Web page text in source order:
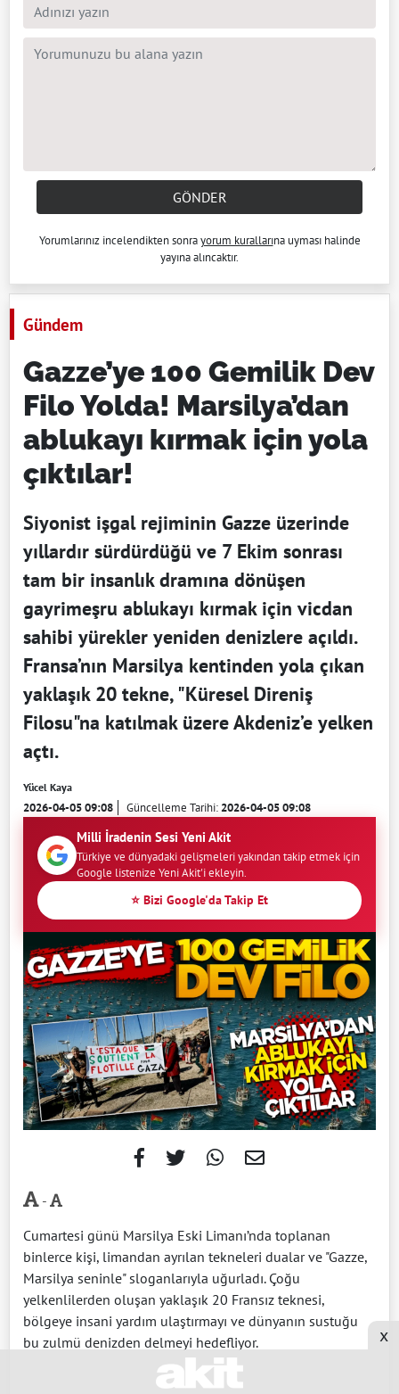
GÖNDER
Yorumlarınız incelendikten sonrayorum kurallarına uyması halinde
yayına alıncaktır.
Gündem
Gazze’ye 100 Gemilik Dev
Filo Yolda! Marsilya’dan
ablukayı kırmak için yola
çıktılar!
Siyonist işgal rejiminin Gazze üzerinde
yıllardır sürdürdüğü ve 7 Ekim sonrası
tam bir insanlık dramına dönüşen
gayrimeşru ablukayı kırmak için vicdan
sahibi yürekler yeniden denizlere açıldı.
Fransa’nın Marsilya kentinden yola çıkan
yaklaşık 20 tekne, "Küresel Direniş
Filosu"na katılmak üzere Akdeniz’e yelken
açtı.
Yücel Kaya
2026-04-05 09:08 Güncelleme Tarihi:2026-04-05 09:08
Milli İradenin Sesi Yeni Akit
Türkiye ve dünyadaki gelişmeleri yakından takip etmek için
Google listenize Yeni Akit'i ekleyin.
⭐ Bizi Google'da Takip Et
-
Cumartesi günü Marsilya Eski Limanı’nda toplanan
binlerce kişi, limandan ayrılan tekneleri dualar ve "Gazze,
Marsilya seninle" sloganlarıyla uğurladı. Çoğu
yelkenlilerden oluşan yaklaşık 20 Fransız teknesi,
bölgeye insani yardım ulaştırmayı ve dünyanın sustuğu
bu zulmü denizden delmeyi hedefliyor.
x